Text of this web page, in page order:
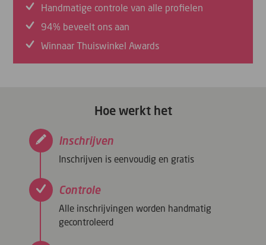
Handmatige controle van alle profielen
94% beveelt ons aan
Winnaar Thuiswinkel Awards
Hoe werkt het
Inschrijven
Inschrijven is eenvoudig en gratis
Controle
Alle inschrijvingen worden handmatig
gecontroleerd